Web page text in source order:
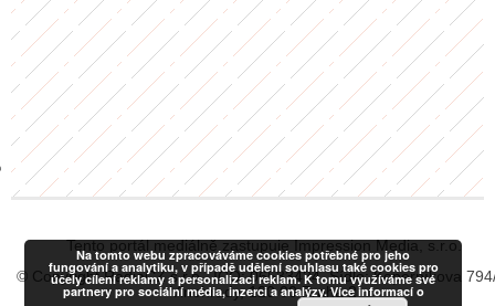
DISKUTÉRA NA RADIOTV
STARŠÍCH DISKUZÍ
Tento portál mediálně zastupuje Impression Media, s.r.o.
© Copyright RadiaCZ s.r.o., IČO: 06533434, Sídlo: Koperníkova
Vinohrady, 120 00 Praha 2
Na tomto webu zpracováváme cookies potřebné pro jeho
fungování a analytiku, v případě udělení souhlasu také cookies pro
účely cílení reklamy a personalizaci reklam. K tomu využíváme své
partnery pro sociální média, inzerci a analýzy. Více informací o